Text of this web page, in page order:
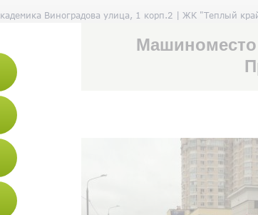
Виноградова улица, 1 корп.2 | ЖК "Теплый
Машиноместо